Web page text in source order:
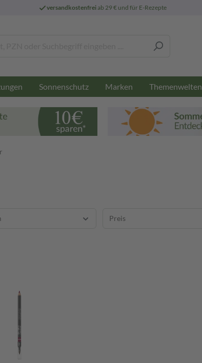
versandkostenfreiab 29 € und für E-Rezepte
Sonnenschutz Marken Themenwelten
Preis